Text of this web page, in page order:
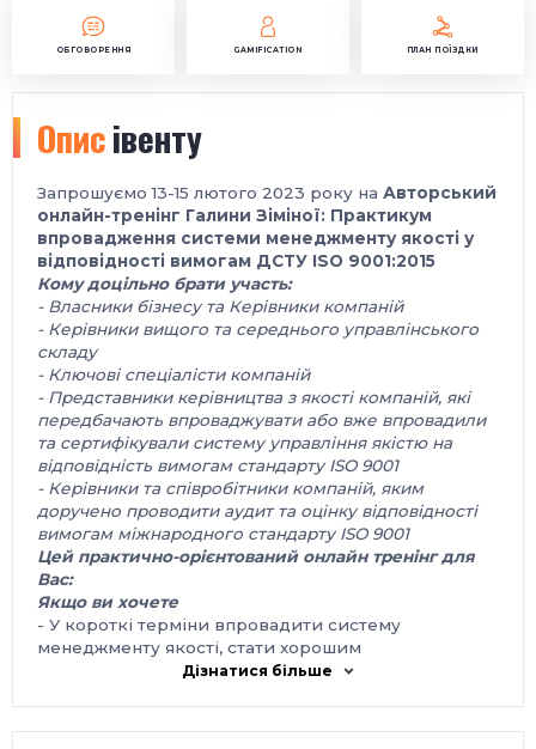
ОБГОВОРЕННЯ GAMIFICATION ПЛАН ПОЇЗДКИ
Описівенту
Запрошуємо 13-15 лютого 2023 року на Авторський
онлайн-тренінг Галини Зіміної: Практикум
впровадження системи менеджменту якості у
відповідності вимогам ДСТУ ISO 9001:2015
Кому доцільно брати участь:
- Власники бізнесу та Керівники компаній
- Керівники вищого та середнього управлінського
складу
- Ключові спеціалісти компаній
- Представники керівництва з якості компаній, які
передбачають впроваджувати або вже впровадили
та сертифікували систему управління якістю на
відповідність вимогам стандарту ISO 9001
- Керівники та співробітники компаній, яким
доручено проводити аудит та оцінку відповідності
вимогам міжнародного стандарту ISO 9001
Цей практично-орієнтований онлайн тренінг для
Вас:
Якщо ви хочете
- У короткі терміни впровадити систему
менеджменту якості, стати хорошим
професіоналом (або підвищити свій
Дізнатися більше